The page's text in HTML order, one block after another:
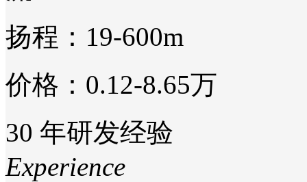
扬程：19-600m
价格：0.12-8.65万
30 年研发经验
Experience